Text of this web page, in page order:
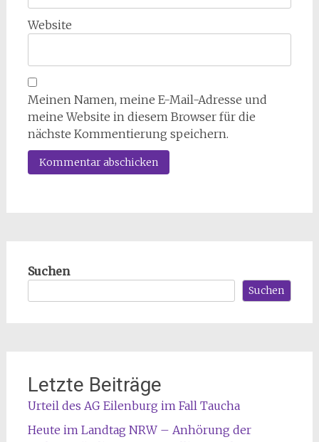
Website
Meinen Namen, meine E-Mail-Adresse und
meine Website in diesem Browser für die
nächste Kommentierung speichern.
Suchen
Suchen
Letzte Beiträge
Urteil des AG Eilenburg im Fall Taucha
Heute im Landtag NRW – Anhörung der